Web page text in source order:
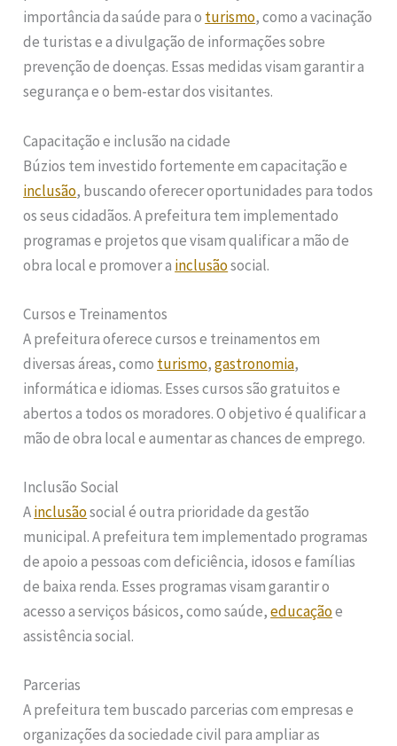
importância da saúde para o turismo, como a vacinação
de turistas e a divulgação de informações sobre
prevenção de doenças. Essas medidas visam garantir a
segurança e o bem-estar dos visitantes.
Capacitação e inclusão na cidade
Búzios tem investido fortemente em capacitação e
inclusão, buscando oferecer oportunidades para todos
os seus cidadãos. A prefeitura tem implementado
programas e projetos que visam qualificar a mão de
obra local e promover a inclusãosocial.
Cursos e Treinamentos
A prefeitura oferece cursos e treinamentos em
diversas áreas, como turismo,gastronomia,
informática e idiomas. Esses cursos são gratuitos e
abertos a todos os moradores. O objetivo é qualificar a
mão de obra local e aumentar as chances de emprego.
Inclusão Social
Ainclusãosocial é outra prioridade da gestão
municipal. A prefeitura tem implementado programas
de apoio a pessoas com deficiência, idosos e famílias
de baixa renda. Esses programas visam garantir o
acesso a serviços básicos, como saúde,educaçãoe
assistência social.
Parcerias
A prefeitura tem buscado parcerias com empresas e
organizações da sociedade civil para ampliar as